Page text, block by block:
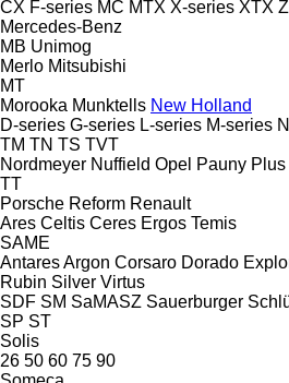
CX F-series MC MTX X-series XTX
Mercedes-Benz
MB Unimog
Merlo Mitsubishi
MT
Morooka Munktells New Holland
D-series G-series L-series M-series
TM TN TS TVT
Nordmeyer Nuffield Opel Pauny
TT
Porsche Reform Renault
Ares Celtis Ceres Ergos Temis
SAME
AntaresArgon Corsaro Dorado
Rubin Silver Virtus
SDF SM SaMASZ Sauerburger
SP ST
Solis
26 50 60 75 90